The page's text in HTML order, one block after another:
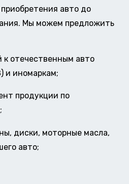
авто до
Мы можем предложить
к отечественным авто
и иномаркам;
продукции по
диски, моторные масла,
авто;